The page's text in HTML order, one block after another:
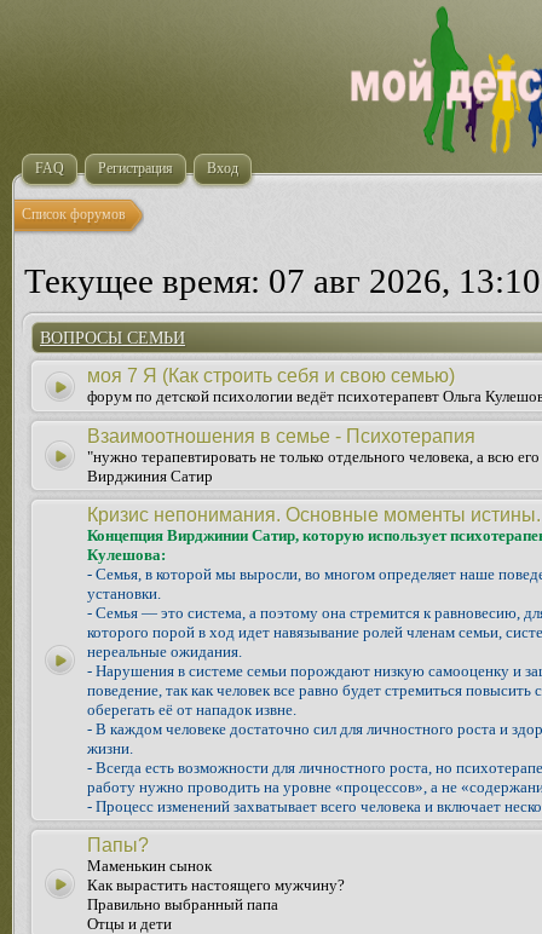
FAQ Регистрация Вход
Список форумов
Текущее время: 07 авг 2026, 13:10
ВОПРОСЫ СЕМЬИ
моя 7 Я (Как строить себя и свою семью)
форум по детской психологии ведёт психотерапевт Ольга
Взаимоотношения в семье - Психотерапия
"нужно терапевтировать не только отдельного человека, а всю
Вирджиния Сатир
Кризис непонимания. Основные моменты истины.
Концепция Вирджинии Сатир, которую использует
Кулешова:
- Семья, в которой мы выросли, во многом определяет наше
установки.
- Семья — это система, а поэтому она стремится к равновесию,
которого порой в ход идет навязывание ролей членам семьи,
нереальные ожидания.
- Нарушения в системе семьи порождают низкую самооценку и
поведение, так как человек все равно будет стремиться повысить
оберегать её от нападок извне.
- В каждом человеке достаточно сил для личностного роста и
жизни.
- Всегда есть возможности для личностного роста, но
работу нужно проводить на уровне «процессов», а не
- Процесс изменений захватывает всего человека и включает
Папы?
Маменькин сынок
Как вырастить настоящего мужчину?
Правильно выбранный папа
Отцы и дети